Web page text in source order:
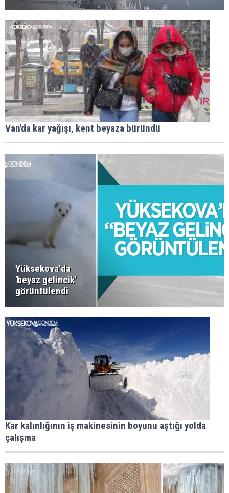
Van'da kar yağışı, kent beyaza büründü
Yüksekova’da
'beyaz gelincik'
görüntülendi
Kar kalınlığının iş makinesinin boyunu aştığı yolda
çalışma